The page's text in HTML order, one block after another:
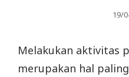
19/
Melakukan aktivitas
merupakan hal